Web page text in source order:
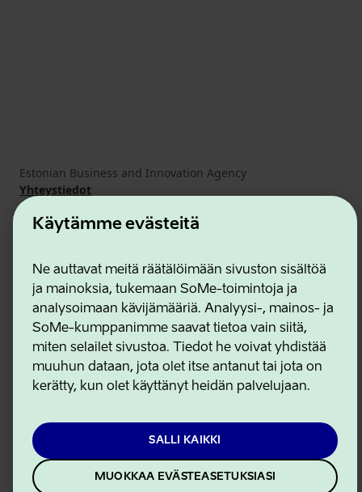
Käytämme evästeitä
Ne auttavat meitä räätälöimään sivuston sisältöä
ja mainoksia, tukemaan SoMe-toimintoja ja
analysoimaan kävijämääriä. Analyysi-, mainos- ja
SoMe-kumppanimme saavat tietoa vain siitä,
miten selailet sivustoa. Tiedot he voivat yhdistää
muuhun dataan, jota olet itse antanut tai jota on
kerätty, kun olet käyttänyt heidän palvelujaan.
SALLI KAIKKI
MUOKKAA EVÄSTEASETUKSIASI
Estonian Business and Innovation Agency
Yhteystiedot
Yhteistyökumppanit
Käyttöehdot